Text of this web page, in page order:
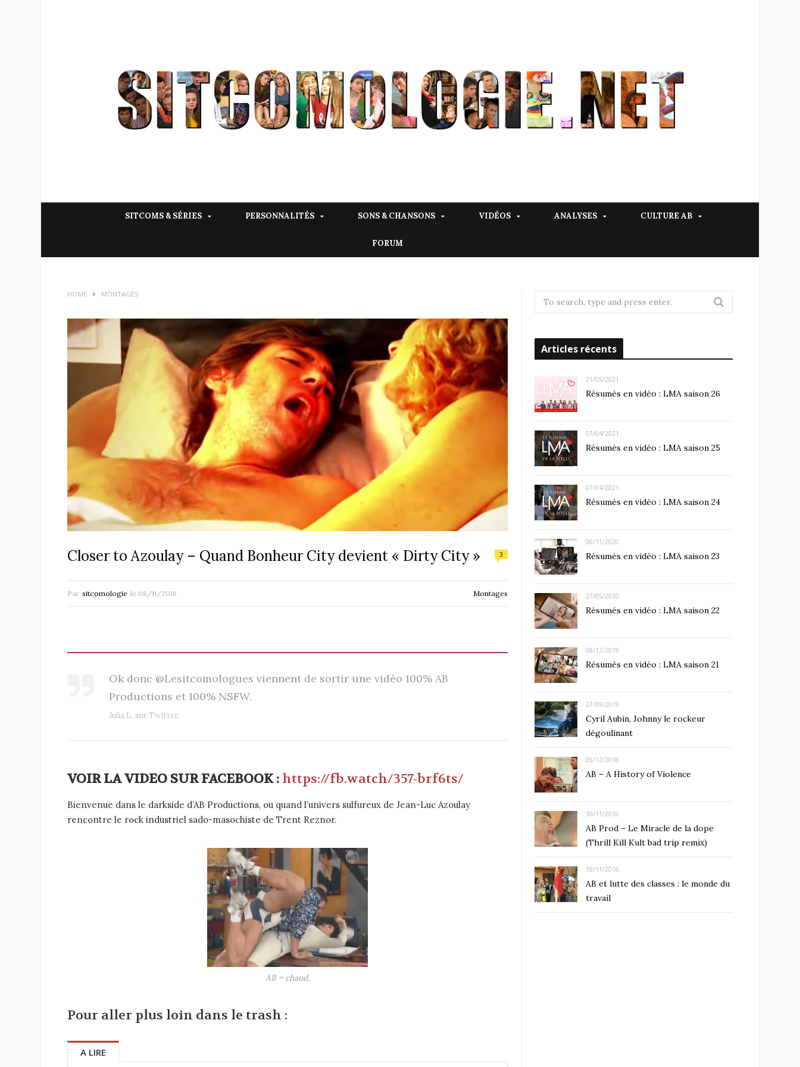
SITCOMS & SÉRIES PERSONNALITÉS SONS & CHANSONS VIDÉOS ANALYSES CULTURE AB
FORUM
HOME MONTAGES
Closer to Azoulay – Quand Bonheur City devient « Dirty City » 3
Par sitcomologie le 08/11/2016 Montages
Ok donc @Lesitcomologues viennent de sortir une vidéo 100% AB
Productions et 100% NSFW.
Julia L, sur Twitter.
VOIR LA VIDEO SUR FACEBOOK : https://fb.watch/357-brf6ts/
Bienvenue dans le darkside d’AB Productions, ou quand l’univers sulfureux de Jean-Luc Azoulay
rencontre le rock industriel sado-masochiste de Trent Reznor.
AB = chaud.
Pour aller plus loin dans le trash :
A LIRE
e
r
r
Articles récents
21/05/2021
Résumés en vidéo : LMA saison 26
07/04/2021
Résumés en vidéo : LMA saison 25
07/04/2021
Résumés en vidéo : LMA saison 24
06/11/2020
Résumés en vidéo : LMA saison 23
27/05/2020
Résumés en vidéo : LMA saison 22
08/12/2019
Résumés en vidéo : LMA saison 21
27/09/2019
Cyril Aubin, Johnny le rockeur
dégoulinant
05/12/2016
AB – A History of Violence
30/11/2016
AB Prod – Le Miracle de la dope
(Thrill Kill Kult bad trip remix)
19/11/2016
AB et lutte des classes : le monde du
travail